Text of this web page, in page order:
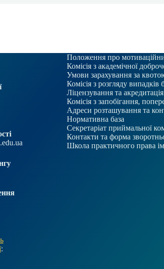
:
Положення про
Комісія з академічної
Умови зарахування за
Комісія з розгляду випадків
Ліцензування та акредитація
Комісія з запобігання,
Адреси розташування та
Нормативна база
Секретаріат приймальної
Контакти та форма
Школа практичного права